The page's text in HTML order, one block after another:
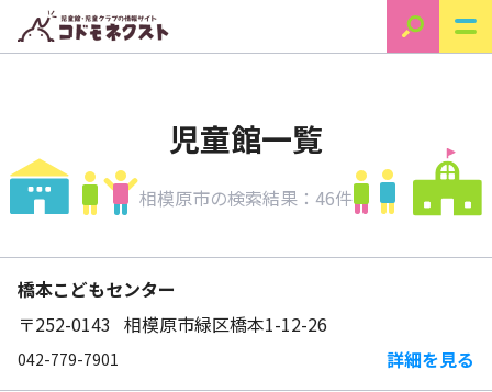
児童館一覧
相模原市の検索結果：46件
橋本こどもセンター
〒252-0143 相模原市緑区橋本1-12-26
042-779-7901 詳細を見る